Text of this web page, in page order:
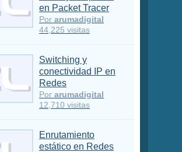
en Packet Tracer
Por arumadigital
44,225 visitas
Switching y
conectividad IP en
Redes
Por arumadigital
12,710 visitas
Enrutamiento
estático en Redes